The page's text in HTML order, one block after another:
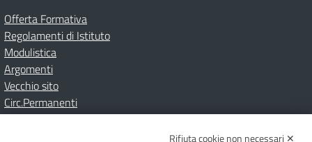
Offerta Formativa
Regolamenti di Istituto
Modulistica
Argomenti
Vecchio sito
Circ.Permanenti
Rifiuta cookie non necessari ✕